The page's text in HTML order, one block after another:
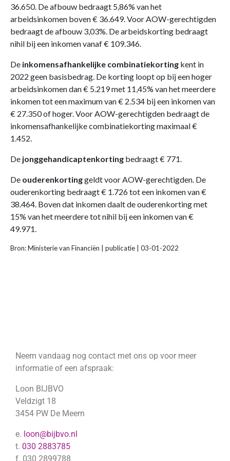
36.650. De afbouw bedraagt 5,86% van het
arbeidsinkomen boven € 36.649. Voor AOW-gerechtigden
bedraagt de afbouw 3,03%. De arbeidskorting bedraagt
nihil bij een inkomen vanaf € 109.346.
De inkomensafhankelijke combinatiekorting kent in
2022 geen basisbedrag. De korting loopt op bij een hoger
arbeidsinkomen dan € 5.219 met 11,45% van het meerdere
inkomen tot een maximum van € 2.534 bij een inkomen van
€ 27.350 of hoger. Voor AOW-gerechtigden bedraagt de
inkomensafhankelijke combinatiekorting maximaal €
1.452.
De jonggehandicaptenkorting bedraagt € 771.
De ouderenkortinggeldt voor AOW-gerechtigden. De
ouderenkorting bedraagt € 1.726 tot een inkomen van €
38.464. Boven dat inkomen daalt de ouderenkorting met
15% van het meerdere tot nihil bij een inkomen van €
49.971.
Bron: Ministerie van Financiën | publicatie | 03-01-2022
Neem vandaag nog contact met ons op voor meer
informatie of een afspraak:
Loon BIJBVO
Veldzigt 18
3454 PW De Meern
e. loon@bijbvo.nl
t. 030 2883785
f. 030 2899788